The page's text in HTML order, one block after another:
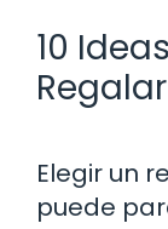
10
Elegir un
puede